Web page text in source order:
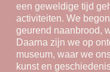
een geweldige tijd
activiteiten. We
geurend naanbrood,
Daarna zijn we op
museum, waar we
kunst en